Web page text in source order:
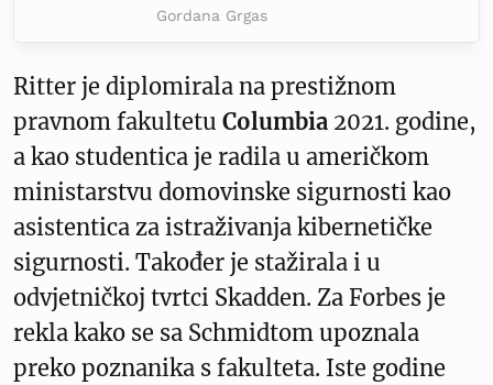
Gordana Grgas
Ritter je diplomirala na prestižnom
pravnom fakultetu Columbia 2021. godine,
a kao studentica je radila u američkom
ministarstvu domovinske sigurnosti kao
asistentica za istraživanja kibernetičke
sigurnosti. Također je stažirala i u
odvjetničkoj tvrtci Skadden. Za Forbes je
rekla kako se sa Schmidtom upoznala
preko poznanika s fakulteta. Iste godine